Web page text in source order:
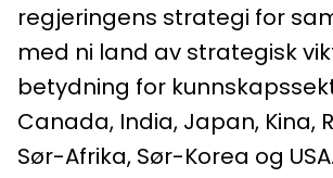
regjeringens strategi for
med ni land av strategisk
betydning for
Canada, India, Japan, Kina,
Sør-Afrika, Sør-Korea og USA.